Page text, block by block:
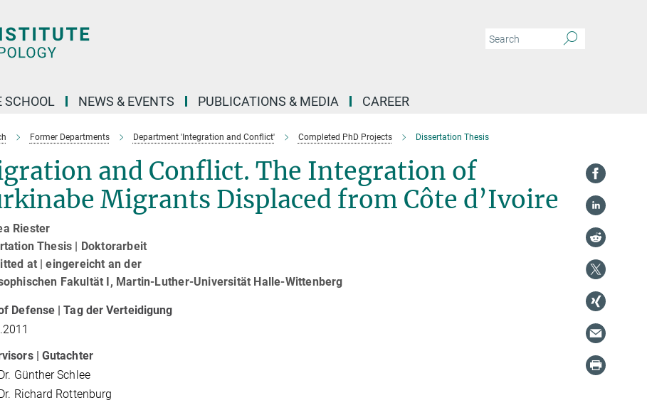
SCHOOL NEWS & EVENTS PUBLICATIONS & MEDIA CAREER
Former Departments Department 'Integration and Conflict' Completed PhD Projects Dissertation Thesis
and Conflict. The Integration of
Migrants Displaced from Côte d’Ivoire
Riester
Thesis | Doktorarbeit
at | eingereicht an der
Fakultät I, Martin-Luther-Universität Halle-Wittenberg
Defense | Tag der Verteidigung
| Gutachter
Günther Schlee
Richard Rottenburg